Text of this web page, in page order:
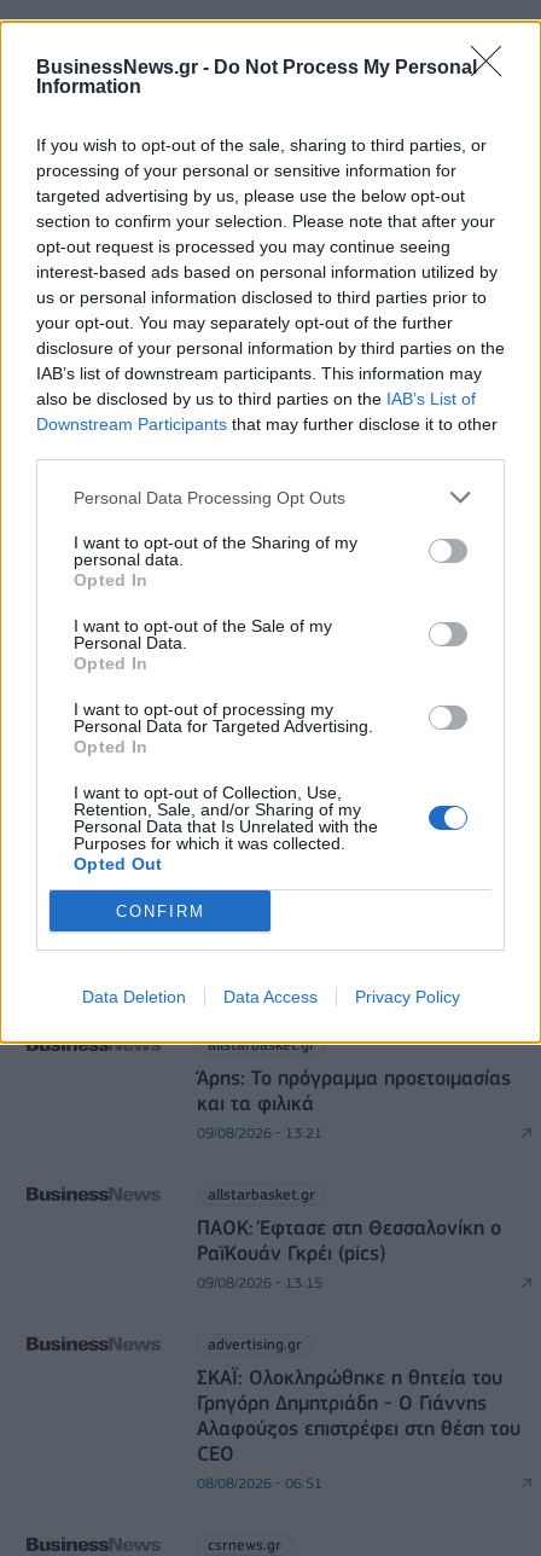
BusinessNews.gr - Do Not Process My Personal
Information
If you wish to opt-out of the sale, sharing to third parties, or
processing of your personal or sensitive information for
targeted advertising by us, please use the below opt-out
section to confirm your selection. Please note that after your
opt-out request is processed you may continue seeing
interest-based ads based on personal information utilized by
us or personal information disclosed to third parties prior to
your opt-out. You may separately opt-out of the further
disclosure of your personal information by third parties on the
IAB’s list of downstream participants. This information may
also be disclosed by us to third parties on the IAB’s List of
Downstream Participants that may further disclose it to other
Personal Data Processing Opt Outs
I want to opt-out of the Sharing of my
personal data.
Opted In
I want to opt-out of the Sale of my
Personal Data.
Opted In
I want to opt-out of processing my
Personal Data for Targeted Advertising.
Opted In
I want to opt-out of Collection, Use,
Retention, Sale, and/or Sharing of my
Personal Data that Is Unrelated with the
Purposes for which it was collected.
Opted Out
CONFIRM
Data Deletion Data Access Privacy Policy
ΔΗΜΟΦΙΛΗ
Αλ. Τσίπρας: Στις 2 Σεπτεμβρίου η παρουσίαση του
οικονομικού προγράμματος της ΕΛ.Α.Σ. στη
Θεσσαλονίκη
09/08/2026 - 10:03
Στα 15 δισ. ευρώ ο στόχος για νέα δάνεια το 2026
- Η «ακτινογραφία» της κερδοφορίας των
τραπεζών το α΄ εξάμηνο
Ισπανία – Ιταλία: Κλιμακώνεται η αντιπαράθεση
ελέγχους
09/08/2026 - 10:29
Από τη Δυτική Αττική στη Νότια Γαλλία : Οι
εμπειρίες Ελλήνων και Γάλλων πυροσβεστών από
τα πύρινα μέτωπα
09/08/2026 - 12:08 ΚΟΣΜΟΣ
Αυξημένη η επιβατική κίνηση από το λιμάνι του
και Σάββατο
09/08/2026 - 12:33 ΕΛΛΑΔΑ
allstarbasket.gr
Άρης: Το πρόγραμμα προετοιμασίας
και τα φιλικά
09/08/2026 - 13:21
allstarbasket.gr
ΠΑΟΚ: Έφτασε στη Θεσσαλονίκη ο
ΡαϊΚουάν Γκρέι (pics)
09/08/2026 - 13:15
advertising.gr
ΣΚΑΪ: Ολοκληρώθηκε η θητεία του
Γρηγόρη Δημητριάδη - Ο Γιάννης
Αλαφούζος επιστρέφει στη θέση του
CEO
08/08/2026 - 06:51
csrnews.gr